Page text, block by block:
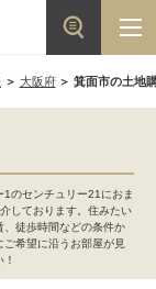
大阪府 箕面市の土地
のセンチュリー21におま
しております。住みたい
、徒歩時間などの条件か
希望に沿うお部屋が見